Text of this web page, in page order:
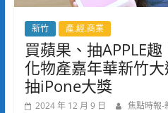
新竹 產.經.商業
買蘋果、抽APPLE
化物產嘉年華新竹
抽iPone大獎
2024 年 12 月 9 日 焦點時報-